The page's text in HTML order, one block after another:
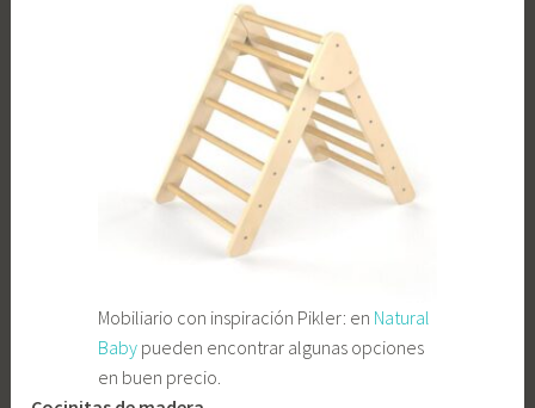
Mobiliario con inspiración Pikler: en Natural
Baby pueden encontrar algunas opciones
en buen precio.